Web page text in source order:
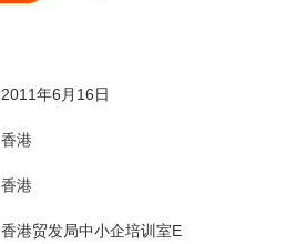
2011年6月16日
香港
香港
香港贸发局中小企培训室E